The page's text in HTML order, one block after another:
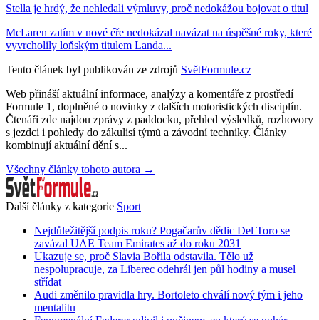
Stella je hrdý, že nehledali výmluvy, proč nedokážou bojovat o titul
McLaren zatím v nové éře nedokázal navázat na úspěšné roky, které
vyvrcholily loňským titulem Landa...
Tento článek byl publikován ze zdrojů SvětFormule.cz
Web přináší aktuální informace, analýzy a komentáře z prostředí
Formule 1, doplněné o novinky z dalších motoristických disciplín.
Čtenáři zde najdou zprávy z paddocku, přehled výsledků, rozhovory
s jezdci i pohledy do zákulisí týmů a závodní techniky. Články
kombinují aktuální dění s...
Všechny články tohoto autora →
Další články z kategorie Sport
Nejdůležitější podpis roku? Pogačarův dědic Del Toro se
zavázal UAE Team Emirates až do roku 2031
Ukazuje se, proč Slavia Bořila odstavila. Tělo už
nespolupracuje, za Liberec odehrál jen půl hodiny a musel
střídat
Audi změnilo pravidla hry. Bortoleto chválí nový tým i jeho
mentalitu